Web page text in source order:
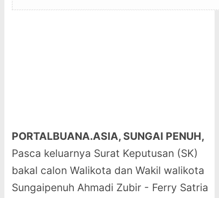
PORTALBUANA.ASIA, SUNGAI PENUH,
Pasca keluarnya Surat Keputusan (SK)
bakal calon Walikota dan Wakil walikota
Sungaipenuh Ahmadi Zubir - Ferry Satria